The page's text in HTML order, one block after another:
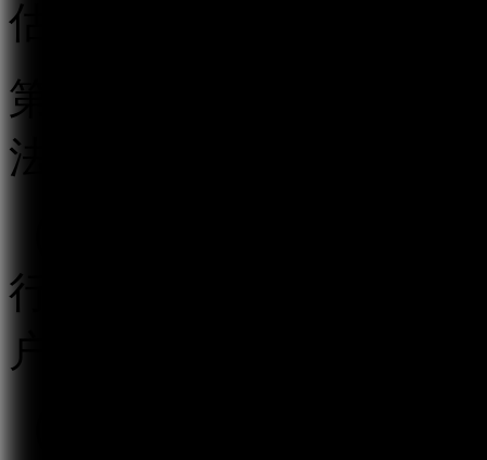
估。
第五条 跟帖评论服务提
法履行以下义务：
行真实身份信息认证，
户提供跟帖评论服务。